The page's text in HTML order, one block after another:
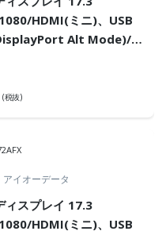
HDMI(ミニ)、USB
Alt Mode)/
ピーカー：なし/画面サ
、業務効率アップ！
(税抜)
アイオーデータ
ィスプレイ 17.3
HDMI(ミニ)、USB